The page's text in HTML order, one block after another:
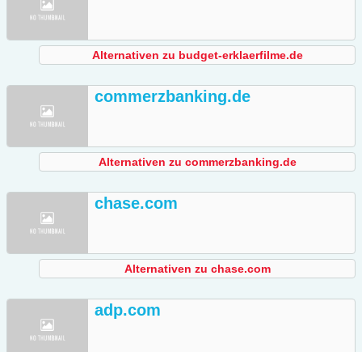
Alternativen zu budget-erklaerfilme.de
commerzbanking.de
Alternativen zu commerzbanking.de
chase.com
Alternativen zu chase.com
adp.com